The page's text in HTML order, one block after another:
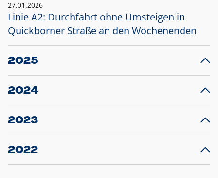
27.01.2026
Linie A2: Durchfahrt ohne Umsteigen in
Quickborner Straße an den Wochenenden
2025
23.12.2025
Projekt S5: Start der Bauarbeiten am
2024
10.12.2024
Großprojekt S5: Sperrung der Bahnstraße in
2023
20.12.2023
Schleswig-Holstein verlängert den
2022
22.12.2022